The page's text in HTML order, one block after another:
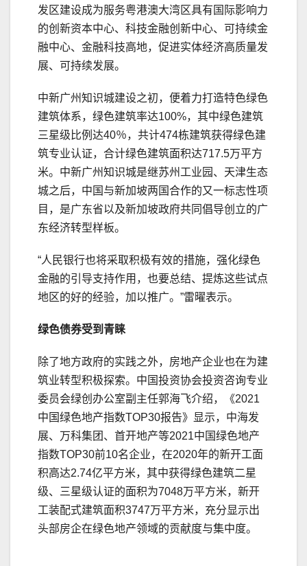
发区建设成为服务粤港澳大湾区具有国际影响力
的创新资本中心、科技金融创新中心、可持续金
融中心、金融科技高地，促进实体经济高质量发
展、可持续发展。
中新广州知识城建设之初，便着力打造特色绿色
建筑体系，绿色建筑率达100%，其中绿色建筑
三星级比例达40％，共计474栋建筑获得绿色建
筑专业认证，合计绿色建筑面积达717.5万平方
米。中新广州知识城是继苏州工业园、天津生态
城之后，中国与新加坡两国合作的又一标志性项
目，是广东省以及新加坡政府共同倡导创立的广
东经济转型样板。
“人民银行也将采取积极有效的措施，强化绿色
金融的引导支持作用，也要总结、提炼这些试点
地区的好的经验，加以推广。”雷曜表示。
绿色债券受到青睐
除了地方政府的实践之外，房地产企业也在为建
筑业转型积极探索。中国投资协会投资咨询专业
委员会绿创办公室副主任郭海飞介绍，《2021
中国绿色地产指数TOP30报告》显示，中海发
展、万科集团、首开地产等2021中国绿色地产
指数TOP30前10名企业，在2020年的新开工面
积高达2.74亿平方米，其中获得绿色建筑二星
级、三星级认证的面积为7048万平方米，新开
工装配式建筑面积3747万平方米，充分显示出
头部房企在绿色地产领域的贡献度与集中度。